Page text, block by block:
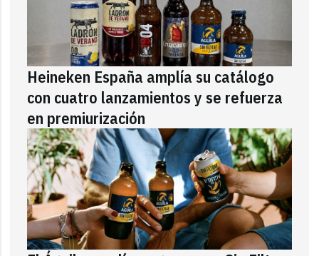
Heineken España amplía su catálogo
con cuatro lanzamientos y se refuerza
en premiurización